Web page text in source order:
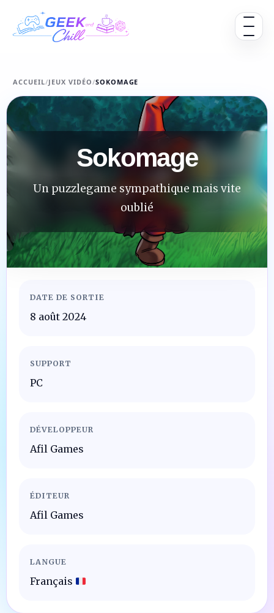
Ouvrir
ACCUEIL/JEUX VIDÉO/SOKOMAGE
Sokomage
Un puzzlegame sympathique mais vite
oublié
DATE DE SORTIE
8 août 2024
SUPPORT
PC
DÉVELOPPEUR
Afil Games
ÉDITEUR
Afil Games
LANGUE
Français